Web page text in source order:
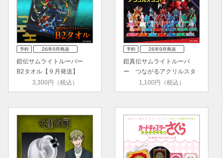
鎧伝サムライトルーパー
B2タオル【９月発送】
3,300円（税込）
鎧真伝サムライトルーパ
ー つながるアクリルスタ
ンド【…1,100円（税込）